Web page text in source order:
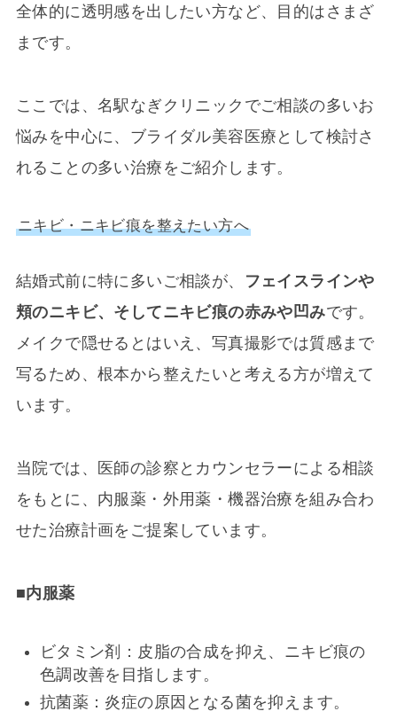
全体的に透明感を出したい方など、目的はさまざ
まです。
ここでは、名駅なぎクリニックでご相談の多いお
悩みを中心に、ブライダル美容医療として検討さ
れることの多い治療をご紹介します。
ニキビ・ニキビ痕を整えたい方へ
結婚式前に特に多いご相談が、
フェイスラインや
頬のニキビ、そしてニキビ痕の赤みや凹みです。
メイクで隠せるとはいえ、写真撮影では質感まで
写るため、根本から整えたいと考える方が増えて
います。
当院では、医師の診察とカウンセラーによる相談
をもとに、内服薬・外用薬・機器治療を組み合わ
せた治療計画をご提案しています。
■内服薬
ビタミン剤：皮脂の合成を抑え、ニキビ痕の
色調改善を目指します。
抗菌薬：炎症の原因となる菌を抑えます。